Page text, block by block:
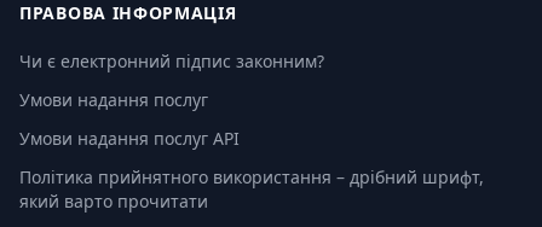
ПРАВОВА ІНФОРМАЦІЯ
Чи є електронний підпис законним?
Умови надання послуг
Умови надання послуг API
Політика прийнятного використання – дрібний шрифт,
який варто прочитати